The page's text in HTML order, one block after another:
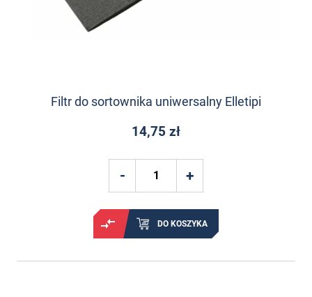
Filtr do sortownika uniwersalny Elletipi
14,75 zł
DO KOSZYKA